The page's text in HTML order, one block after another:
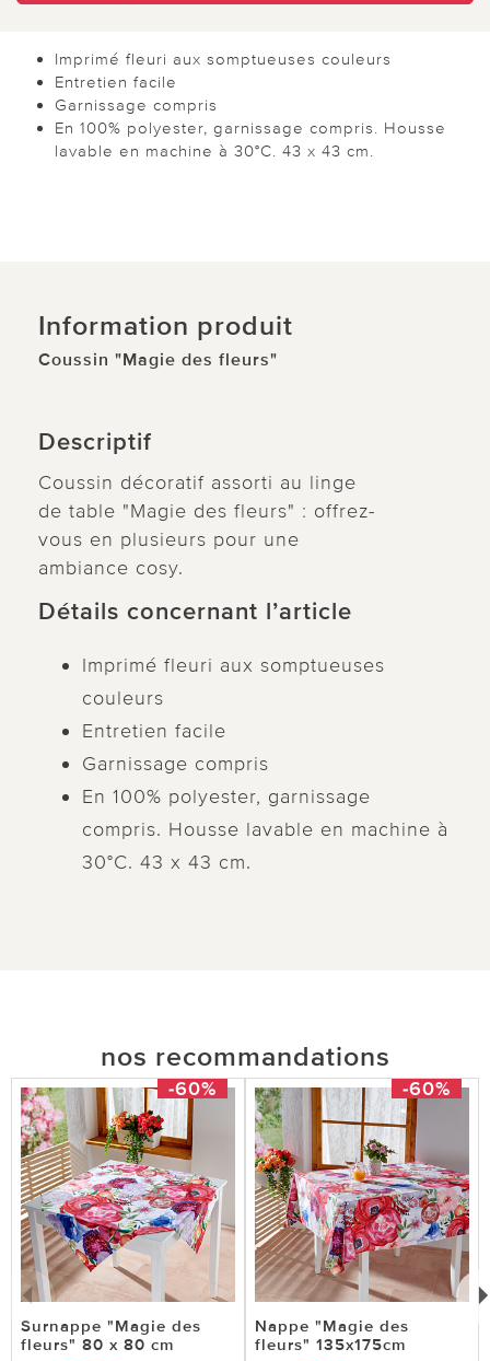
Imprimé fleuri aux somptueuses couleurs
Entretien facile
Garnissage compris
En 100% polyester, garnissage compris. Housse
lavable en machine à 30°C. 43 x 43 cm.
Information produit
Coussin "Magie des fleurs"
Descriptif
Coussin décoratif assorti au linge
de table "Magie des fleurs" : offrez-
vous en plusieurs pour une
ambiance cosy.
Détails concernant l’article
Imprimé fleuri aux somptueuses
couleurs
Entretien facile
Garnissage compris
En 100% polyester, garnissage
compris. Housse lavable en machine à
30°C. 43 x 43 cm.
nos recommandations
-60%
Surnappe "Magie des
fleurs" 80 x 80 cm
-60%
Nappe "Magie des
fleurs" 135x175cm